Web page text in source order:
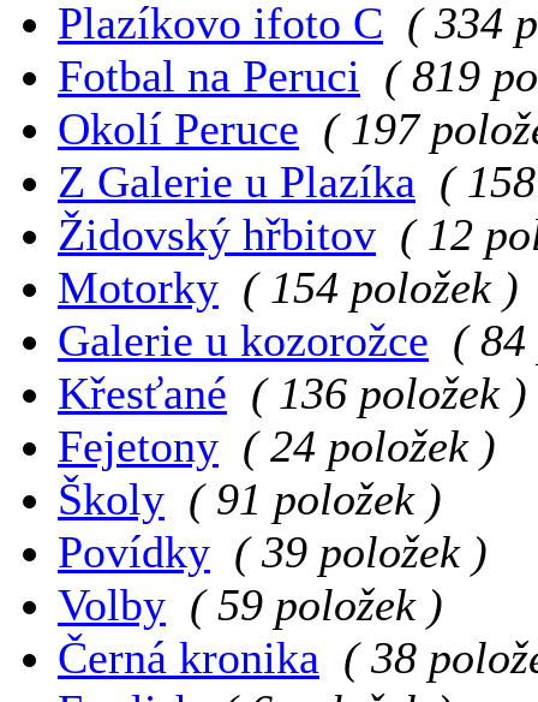
Plazíkovo ifoto C ( 334
Fotbal na Peruci ( 819
Okolí Peruce ( 197
Z Galerie u Plazíka (
Židovský hřbitov ( 12
Motorky ( 154 položek )
Galerie u kozorožce ( 84
Křesťané ( 136 položek )
Fejetony ( 24 položek )
Školy ( 91 položek )
Povídky ( 39 položek )
Volby ( 59 položek )
Černá kronika ( 38